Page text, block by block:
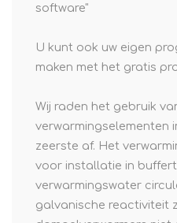
software"
U kunt ook uw eigen
maken met het gratis
Wij raden het gebruik
verwarmingselementen
zeerste af. Het
voor installatie in
verwarmingswater
galvanische reactiviteit